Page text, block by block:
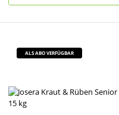
ALS ABO VERFÜGBAR